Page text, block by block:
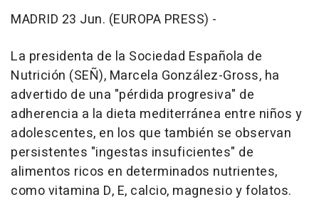
MADRID 23 Jun. (EUROPA PRESS) -
La presidenta de la Sociedad Española de
Nutrición (SEÑ), Marcela González-Gross, ha
advertido de una "pérdida progresiva" de
adherencia a la dieta mediterránea entre niños y
adolescentes, en los que también se observan
persistentes "ingestas insuficientes" de
alimentos ricos en determinados nutrientes,
como vitamina D, E, calcio, magnesio y folatos.